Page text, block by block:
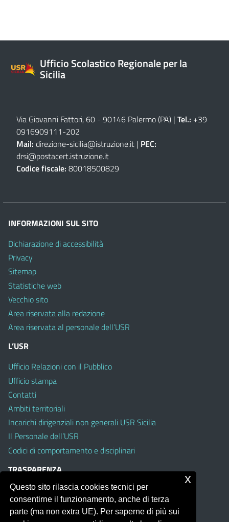
Ufficio Scolastico Regionale per la
Sicilia
Via Giovanni Fattori, 60 - 90146 Palermo (PA) | Tel.: +39
0916909111-202
Mail: direzione-sicilia@istruzione.it | PEC:
drsi@postacert.istruzione.it
Codice fiscale: 80018500829
INFORMAZIONI SUL SITO
Dichiarazione di accessibilità
Privacy
Sitemap
Statistiche web
Vecchio sito
Area riservata alla redazione
Area riservata al personale dell’USR
L’USR
Ufficio Relazioni con il Pubblico
Ufficio stampa
Contatti
Ambiti territoriali
Incarichi dirigenziali non generali USR Sicilia
Il Personale dell’USR
Codici di comportamento e disciplinari
TRASPARENZA
Albo on line
Amministrazione Trasparente
Pubblici proclami
Questo sito rilascia cookies tecnici per
consentirne il funzionamento, anche di terza
parte (ma non extra UE). Per saperne di più sui
x